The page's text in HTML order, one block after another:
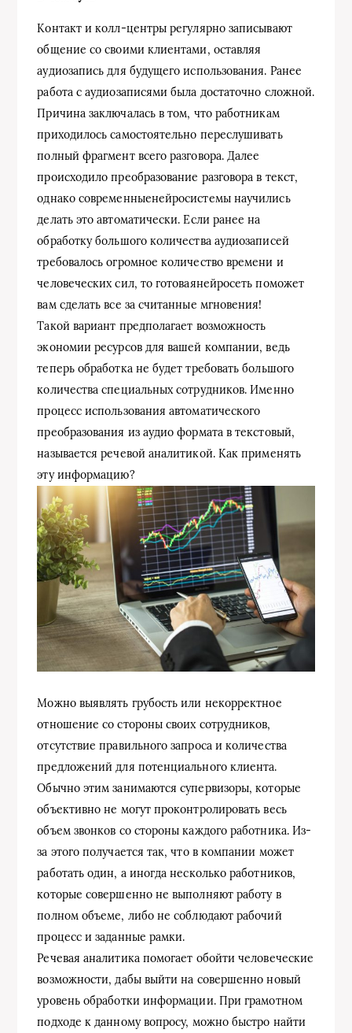
Контакт и колл-центры регулярно записывают
общение со своими клиентами, оставляя
аудиозапись для будущего использования. Ранее
работа с аудиозаписями была достаточно сложной.
Причина заключалась в том, что работникам
приходилось самостоятельно переслушивать
полный фрагмент всего разговора. Далее
происходило преобразование разговора в текст,
однако современныенейросистемы научились
делать это автоматически. Если ранее на
обработку большого количества аудиозаписей
требовалось огромное количество времени и
человеческих сил, то готоваянейросеть поможет
вам сделать все за считанные мгновения!
Такой вариант предполагает возможность
экономии ресурсов для вашей компании, ведь
теперь обработка не будет требовать большого
количества специальных сотрудников. Именно
процесс использования автоматического
преобразования из аудио формата в текстовый,
называется речевой аналитикой. Как применять
эту информацию?
Можно выявлять грубость или некорректное
отношение со стороны своих сотрудников,
отсутствие правильного запроса и количества
предложений для потенциального клиента.
Обычно этим занимаются супервизоры, которые
объективно не могут проконтролировать весь
объем звонков со стороны каждого работника. Из-
за этого получается так, что в компании может
работать один, а иногда несколько работников,
которые совершенно не выполняют работу в
полном объеме, либо не соблюдают рабочий
процесс и заданные рамки.
Речевая аналитика помогает обойти человеческие
возможности, дабы выйти на совершенно новый
уровень обработки информации. При грамотном
подходе к данному вопросу, можно быстро найти